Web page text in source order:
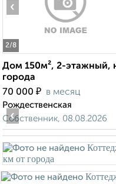
2/8
‹
Дом 150м², 2-этажный,
города
70 000 ₽ в месяц
Рождественская
Собственник, 08.08.2026
‹